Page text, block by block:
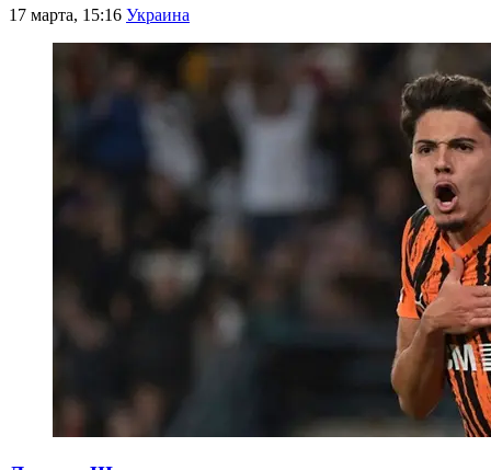
17 марта, 15:16 Украина